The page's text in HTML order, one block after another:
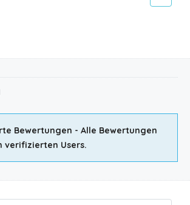
Bewertungen - Alle Bewertungen
verifizierten Users.